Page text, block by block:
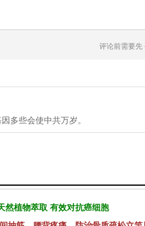
评论前需要先
多些会使中共万岁。
然植物萃取 有效对抗癌细胞